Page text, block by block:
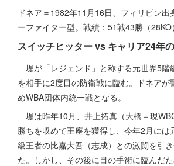
ドネア＝1982年11月16日、フィリピン
ーファイター型。戦績：51戦43勝（28KO
スイッチヒッター vs キャリア24年
堤が「レジェンド」と称する元世界5階
を相手に2度目の防衛戦に臨む。ドネアが
めWBA団体内統一戦となる。
堤は昨年10月、井上拓真（大橋＝現
勝ちを収めて王座を獲得し、今年2月には
級王者の比嘉大吾（志成）との激闘を引
た。しかし、その後に目の手術に臨んだ